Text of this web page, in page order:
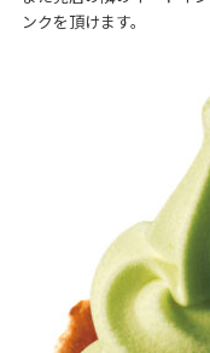
ンクを頂けます。